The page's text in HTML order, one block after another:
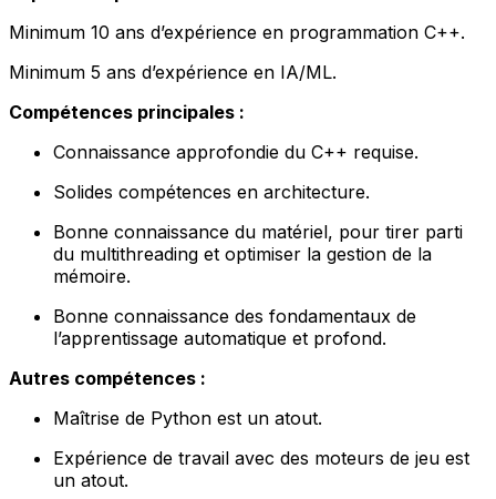
Minimum 10 ans d’expérience en programmation C++.
Minimum 5 ans d’expérience en IA/ML.
Compétences principales :
Connaissance approfondie du C++ requise.
Solides compétences en architecture.
Bonne connaissance du matériel, pour tirer parti
du multithreading et optimiser la gestion de la
mémoire.
Bonne connaissance des fondamentaux de
l’apprentissage automatique et profond.
Autres compétences :
Maîtrise de Python est un atout.
Expérience de travail avec des moteurs de jeu est
un atout.